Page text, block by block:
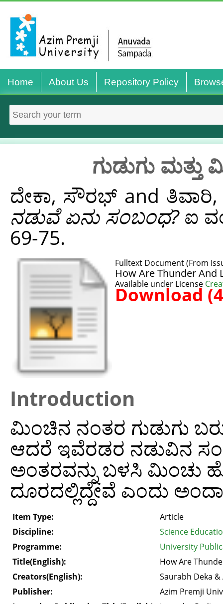
Home About Us Repository Policy
ಗುಡುಗು
ದೇಕಾ, ಸೌರಭ್and
ನಡುವೆ ಏನು ಸಂಬಂಧ?ಐ
69-75.
Fulltext Document (From
How Are Thunder And
Available under License
Download
Introduction
ಮಿಂಚಿನ ನಂತರ ಗುಡುಗು
ಆದರೆ ಇವೆರಡರ ನಡುವಿನ
ಅಂತರವನ್ನು ಬಳಸಿ ಮಿಂಚು
ದೂರದಲ್ಲಿದ್ದೇವೆ ಎಂದು
Item Type:
Article
Discipline:
Science
Programme:
University
Title(English):
How Are
Creators(English):
Saurabh Deka
Publisher:
Azim Premji